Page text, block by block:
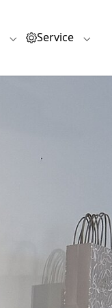
Submenu for "Info"
Service